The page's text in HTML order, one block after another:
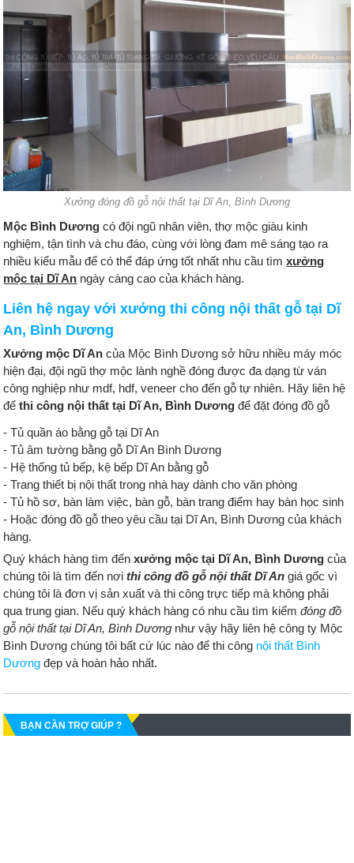
Xưởng đóng đồ gỗ nội thất tại Dĩ An, Bình Dương
Mộc Bình Dương có đội ngũ nhân viên, thợ mộc giàu kinh
nghiệm, tận tình và chu đáo, cùng với lòng đam mê sáng tạo ra
nhiều kiểu mẫu để có thể đáp ứng tốt nhất nhu cầu tìmxưởng
mộc tại Dĩ An ngày càng cao của khách hàng.
Liên hệ ngay với xưởng thi công nội thất gỗ tại Dĩ
An, Bình Dương
Xưởng mộc Dĩ An của Mộc Bình Dương sở hữu nhiều máy móc
hiện đại, đội ngũ thợ mộc lành nghề đóng được đa dạng từ ván
công nghiệp như mdf, hdf, veneer cho đến gỗ tự nhiên. Hãy liên hệ
đểthi công nội thất tại Dĩ An, Bình Dương để đặt đóng đồ gỗ
- Tủ quần áo bằng gỗ tại Dĩ An
- Tủ âm tường bằng gỗ Dĩ An Bình Dương
- Hệ thống tủ bếp, kệ bếp Dĩ An bằng gỗ
- Trang thiết bị nội thất trong nhà hay dành cho văn phòng
- Tủ hồ sơ, bàn làm việc, bàn gỗ, bàn trang điểm hay bàn học sinh
- Hoặc đóng đồ gỗ theo yêu cầu tại Dĩ An, Bình Dương của khách
hàng.
Quý khách hàng tìm đếnxưởng mộc tại Dĩ An, Bình Dương của
chúng tôi là tìm đến nơithi công đồ gỗ nội thất Dĩ An giá gốc vì
chúng tôi là đơn vị sản xuất và thi công trực tiếp mà không phải
qua trung gian. Nếu quý khách hàng có nhu cầu tìm kiếmđóng đồ
gỗ nội thất tại Dĩ An, Bình Dương như vậy hãy liên hệ công ty Mộc
Bình Dương chúng tôi bất cứ lúc nào để thi công nội thất Bình
Dương đẹp và hoàn hảo nhất.
BẠN CẦN TRỢ GIÚP ?